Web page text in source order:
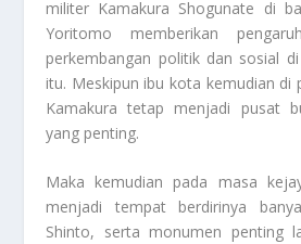
militer Kamakura Shogunate di
Yoritomo memberikan
perkembangan politik dan sosial
itu. Meskipun ibu kota kemudian di
Kamakura tetap menjadi pusat
yang penting.
Maka kemudian pada masa
menjadi tempat berdirinya
Shinto, serta monumen penting